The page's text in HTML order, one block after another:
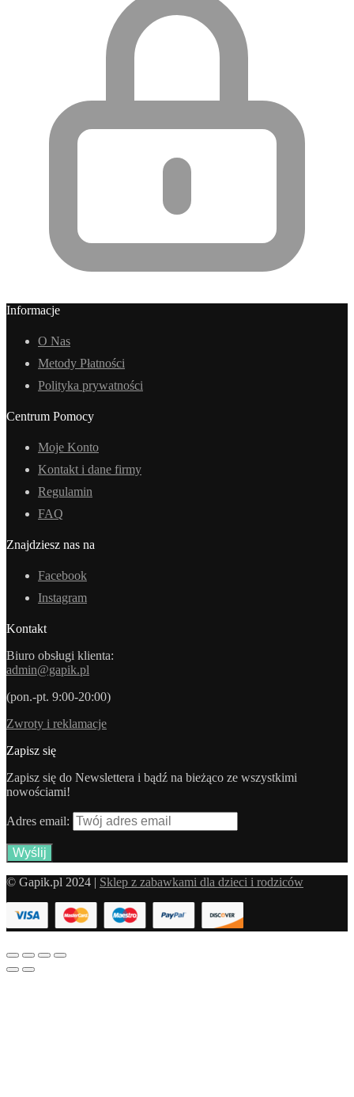
Informacje
O Nas
Metody Płatności
Polityka prywatności
Centrum Pomocy
Moje Konto
Kontakt i dane firmy
Regulamin
FAQ
Znajdziesz nas na
Facebook
Instagram
Kontakt
Biuro obsługi klienta:
admin@gapik.pl
(pon.-pt. 9:00-20:00)
Zwroty i reklamacje
Zapisz się
Zapisz się do Newslettera i bądź na bieżąco ze wszystkimi
nowościami!
Adres email:
© Gapik.pl 2024 | Sklep z zabawkami dla dzieci i rodziców